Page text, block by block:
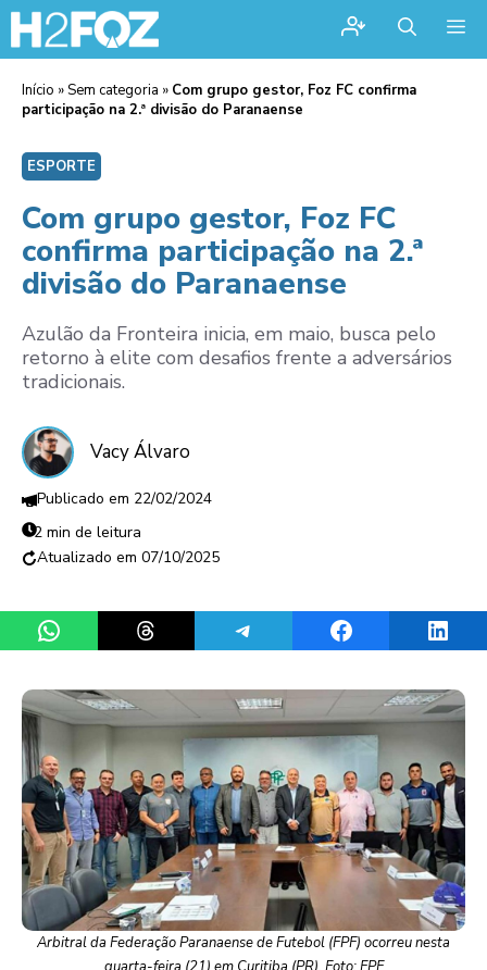
Início »Sem categoria » Com grupo gestor, Foz FC confirma
participação na 2.ª divisão do Paranaense
ESPORTE
Com grupo gestor, Foz FC
confirma participação na 2.ª
divisão do Paranaense
Azulão da Fronteira inicia, em maio, busca pelo
retorno à elite com desafios frente a adversários
tradicionais.
Vacy Álvaro
22/02/2024
2 min de leitura
07/10/2025
Share on WhatsAppShare on ThreadsShare on TelegramShare on Facebook
Arbitral da Federação Paranaense de Futebol (FPF) ocorreu nesta